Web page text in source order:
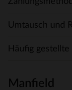
Umtausch und
Häufig gestellte
Manfield